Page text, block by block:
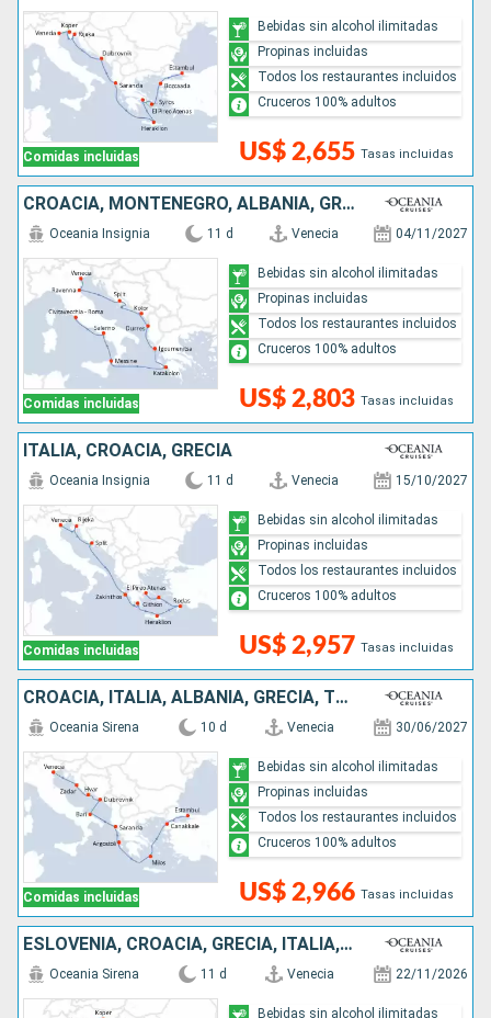
Comidas incluidas US$ 2,655 Tasas incluidas
Bebidas sin alcohol ilimitadas
Propinas incluidas
Todos los restaurantes incluidos
Cruceros 100% adultos
CROACIA, MONTENEGRO, ALBANIA, GRECIA, ITALIA
Comidas incluidas
Oceania Insignia 11 d Venecia 04/11/2027
US$ 2,803 Tasas incluidas
Bebidas sin alcohol ilimitadas
Propinas incluidas
Todos los restaurantes incluidos
Cruceros 100% adultos
ITALIA, CROACIA, GRECIA
Comidas incluidas
Oceania Insignia 11 d Venecia 15/10/2027
US$ 2,957 Tasas incluidas
Bebidas sin alcohol ilimitadas
Propinas incluidas
Todos los restaurantes incluidos
Cruceros 100% adultos
CROACIA, ITALIA, ALBANIA, GRECIA, TURQUÍA
Comidas incluidas
Oceania Sirena 10 d Venecia 30/06/2027
US$ 2,966 Tasas incluidas
Bebidas sin alcohol ilimitadas
Propinas incluidas
Todos los restaurantes incluidos
Cruceros 100% adultos
ESLOVENIA, CROACIA, GRECIA, ITALIA, MALTA
Oceania Sirena 11 d Venecia 22/11/2026
Bebidas sin alcohol ilimitadas